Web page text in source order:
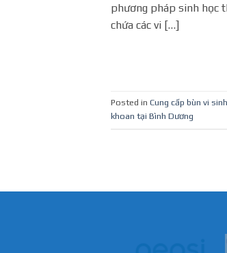
phương pháp sinh học
chứa các vi […]
Posted in Cung cấp bùn vi sinh
khoan tại Bình Dương